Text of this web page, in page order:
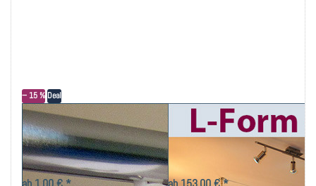
− 15 % Deal
Gleiter mit
Edelstahlhaken, für
Duschvorhänge oder
schwere Gardinen,
Duschstange L-Form
barrierefrei, für
Dusche oder
Badewanne,